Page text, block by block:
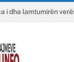
i dha lamtumirën